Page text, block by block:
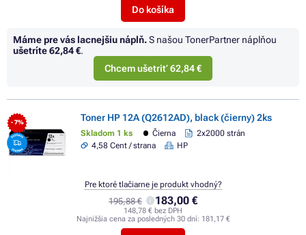
Do košíka
Máme pre vás lacnejšiu náplň.S našou TonerPartner náplňou
ušetríte62,84 €.
Chcem ušetriť 62,84 €
- 7% Toner HP 12A (Q2612AD), black (čierny) 2ks
Skladom 1 ks Čierna
2x2000 strán
4,58 Cent / strana
HP
195,88 € 183,00 €
148,78 € bez DPH
Najnižšia cena za posledných 30 dní: 181,17 €
Pre ktoré tlačiarne je produkt vhodný?